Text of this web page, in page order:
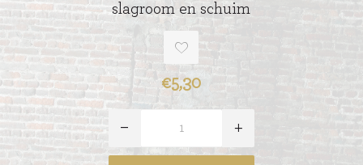
slagroom en schuim
€5,30